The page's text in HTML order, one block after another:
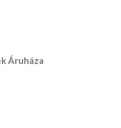
Áruháza